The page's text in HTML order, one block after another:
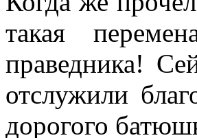
такая
праведника!
отслужили
дорогого